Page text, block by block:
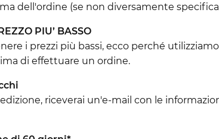
dell'ordine (se non diversamente
PIU’ BASSO
i prezzi più bassi, ecco perché
di effettuare un ordine.
riceverai un'e-mail con le